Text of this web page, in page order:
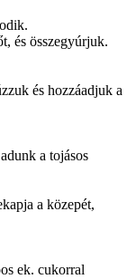
és összegyúrjuk.
és hozzáadjuk a
a tojásos
a közepét,
ek. cukorral